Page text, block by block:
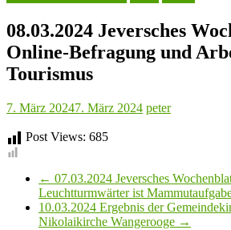
08.03.2024 Jeversches
Online-Befragung und
Tourismus
7. März 20247. März 2024 peter
Post Views: 685
← 07.03.2024 Jeversches
Leuchtturmwärter ist
10.03.2024 Ergebnis der
Nikolaikirche Wangerooge →